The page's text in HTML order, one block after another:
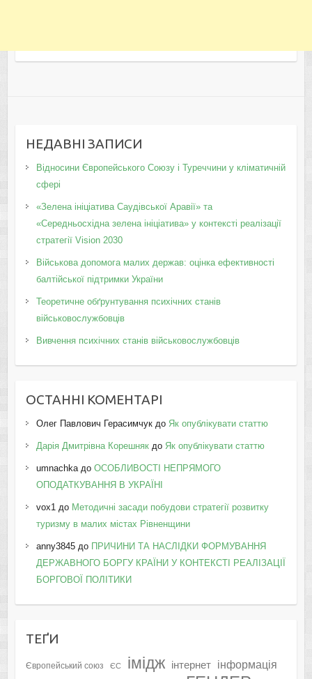
НЕДАВНІ ЗАПИСИ
Відносини Європейського Союзу і Туреччини у кліматичній
сфері
«Зелена ініціатива Саудівської Аравії» та
«Середньосхідна зелена ініціатива» у контексті реалізації
стратегії Vision 2030
Військова допомога малих держав: оцінка ефективності
балтійської підтримки України
Теоретичне обґрунтування психічних станів
військовослужбовців
Вивчення психічних станів військовослужбовців
ОСТАННІ КОМЕНТАРІ
Олег Павлович Герасимчукдо Як опублікувати статтю
Дарія Дмитрівна Корешнякдо Як опублікувати статтю
umnachkaдо ОСОБЛИВОСТІ НЕПРЯМОГО
ОПОДАТКУВАННЯ В УКРАЇНІ
vox1до Методичні засади побудови стратегії розвитку
туризму в малих містах Рівненщини
anny3845до ПРИЧИНИ ТА НАСЛІДКИ ФОРМУВАННЯ
ДЕРЖАВНОГО БОРГУ КРАЇНИ У КОНТЕКСТІ РЕАЛІЗАЦІЇ
БОРГОВОЇ ПОЛІТИКИ
ТЕҐИ
Європейський союз ЄС імідж інтернет інформація